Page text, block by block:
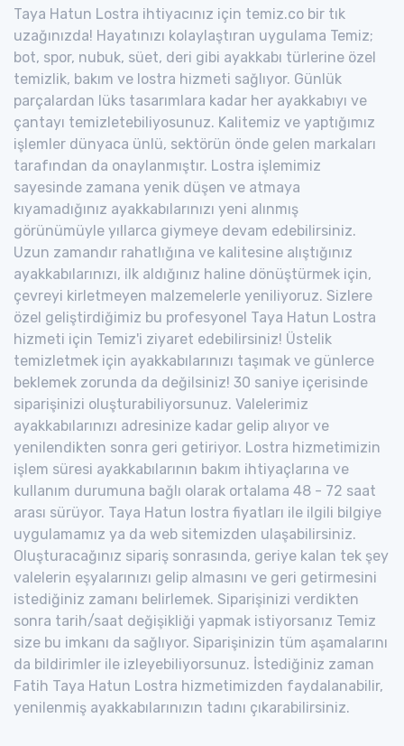
Taya Hatun Lostra ihtiyacınız için temiz.co bir tık
uzağınızda! Hayatınızı kolaylaştıran uygulama Temiz;
bot, spor, nubuk, süet, deri gibi ayakkabı türlerine özel
temizlik, bakım ve lostra hizmeti sağlıyor. Günlük
parçalardan lüks tasarımlara kadar her ayakkabıyı ve
çantayı temizletebiliyosunuz. Kalitemiz ve yaptığımız
işlemler dünyaca ünlü, sektörün önde gelen markaları
tarafından da onaylanmıştır. Lostra işlemimiz
sayesinde zamana yenik düşen ve atmaya
kıyamadığınız ayakkabılarınızı yeni alınmış
görünümüyle yıllarca giymeye devam edebilirsiniz.
Uzun zamandır rahatlığına ve kalitesine alıştığınız
ayakkabılarınızı, ilk aldığınız haline dönüştürmek için,
çevreyi kirletmeyen malzemelerle yeniliyoruz. Sizlere
özel geliştirdiğimiz bu profesyonel Taya Hatun Lostra
hizmeti için Temiz'i ziyaret edebilirsiniz! Üstelik
temizletmek için ayakkabılarınızı taşımak ve günlerce
beklemek zorunda da değilsiniz! 30 saniye içerisinde
siparişinizi oluşturabiliyorsunuz. Valelerimiz
ayakkabılarınızı adresinize kadar gelip alıyor ve
yenilendikten sonra geri getiriyor. Lostra hizmetimizin
işlem süresi ayakkabılarının bakım ihtiyaçlarına ve
kullanım durumuna bağlı olarak ortalama 48 - 72 saat
arası sürüyor. Taya Hatun lostra fiyatları ile ilgili bilgiye
uygulamamız ya da web sitemizden ulaşabilirsiniz.
Oluşturacağınız sipariş sonrasında, geriye kalan tek şey
valelerin eşyalarınızı gelip almasını ve geri getirmesini
istediğiniz zamanı belirlemek. Siparişinizi verdikten
sonra tarih/saat değişikliği yapmak istiyorsanız Temiz
size bu imkanı da sağlıyor. Siparişinizin tüm aşamalarını
da bildirimler ile izleyebiliyorsunuz. İstediğiniz zaman
Fatih Taya Hatun Lostra hizmetimizden faydalanabilir,
yenilenmiş ayakkabılarınızın tadını çıkarabilirsiniz.